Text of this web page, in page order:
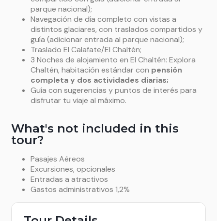
parque nacional);
Navegación de día completo con vistas a
distintos glaciares, con traslados compartidos y
guía (adicionar entrada al parque nacional);
Traslado El Calafate/El Chaltén;
3 Noches de alojamiento en El Chaltén: Explora
Chaltén, habitación estándar con pensión
completa y dos actividades diarias;
Guía con sugerencias y puntos de interés para
disfrutar tu viaje al máximo.
What's not included in this
tour?
Pasajes Aéreos
Excursiones, opcionales
Entradas a atractivos
Gastos administrativos 1,2%